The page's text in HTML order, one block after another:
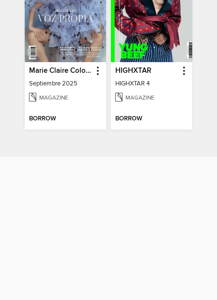
Marie Claire Colombia
Septiembre 2025
MAGAZINE
BORROW
HIGHXTAR
HIGHXTAR 4
MAGAZINE
BORROW